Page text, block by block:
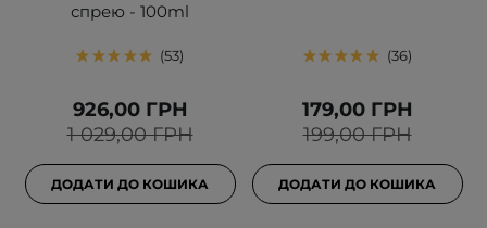
спрею - 100ml
53
1 029,00 ГРН
926,00 ГРН
ДОДАТИ ДО КОШИКА
36
199,00 ГРН
179,00 ГРН
ДОДАТИ ДО КОШИКА